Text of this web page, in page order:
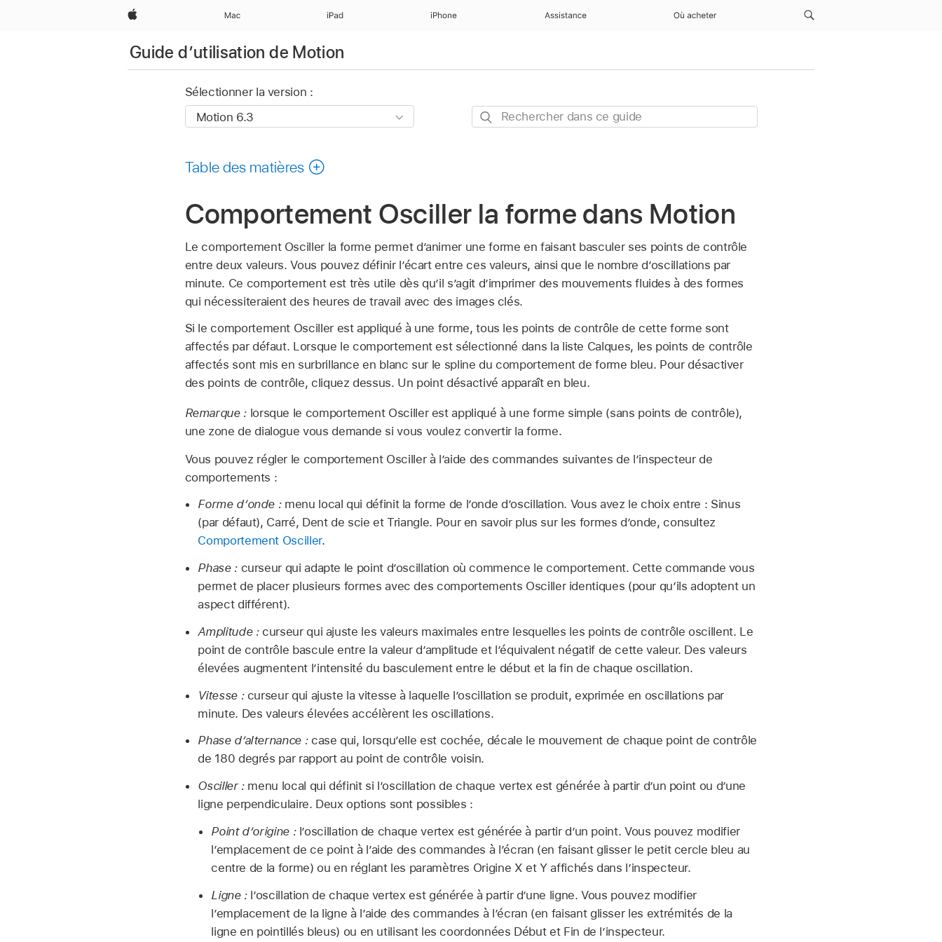
Apple Mac iPad iPhone Assistance Où acheter
Guide d’utilisation de Motion
Sélectionner la version :
Rechercher
Table des matières
Comportement Osciller la forme dans Motion
Le comportement Osciller la forme permet d’animer une forme en faisant basculer ses points de contrôle
entre deux valeurs. Vous pouvez définir l’écart entre ces valeurs, ainsi que le nombre d’oscillations par
minute. Ce comportement est très utile dès qu’il s’agit d’imprimer des mouvements fluides à des formes
qui nécessiteraient des heures de travail avec des images clés.
Si le comportement Osciller est appliqué à une forme, tous les points de contrôle de cette forme sont
affectés par défaut. Lorsque le comportement est sélectionné dans la liste Calques, les points de contrôle
affectés sont mis en surbrillance en blanc sur le spline du comportement de forme bleu. Pour désactiver
des points de contrôle, cliquez dessus. Un point désactivé apparaît en bleu.
Remarque : lorsque le comportement Osciller est appliqué à une forme simple (sans points de contrôle),
une zone de dialogue vous demande si vous voulez convertir la forme.
Vous pouvez régler le comportement Osciller à l’aide des commandes suivantes de l’inspecteur de
comportements :
Forme d’onde :menu local qui définit la forme de l’onde d’oscillation. Vous avez le choix entre : Sinus
(par défaut), Carré, Dent de scie et Triangle. Pour en savoir plus sur les formes d’onde, consultez
Comportement Osciller.
Phase :curseur qui adapte le point d’oscillation où commence le comportement. Cette commande vous
permet de placer plusieurs formes avec des comportements Osciller identiques (pour qu’ils adoptent un
aspect différent).
Amplitude :curseur qui ajuste les valeurs maximales entre lesquelles les points de contrôle oscillent. Le
point de contrôle bascule entre la valeur d’amplitude et l’équivalent négatif de cette valeur. Des valeurs
élevées augmentent l’intensité du basculement entre le début et la fin de chaque oscillation.
Vitesse :curseur qui ajuste la vitesse à laquelle l’oscillation se produit, exprimée en oscillations par
minute. Des valeurs élevées accélèrent les oscillations.
Phase d’alternance :case qui, lorsqu’elle est cochée, décale le mouvement de chaque point de contrôle
de 180 degrés par rapport au point de contrôle voisin.
Osciller :menu local qui définit si l’oscillation de chaque vertex est générée à partir d’un point ou d’une
ligne perpendiculaire. Deux options sont possibles :
Point d’origine :l’oscillation de chaque vertex est générée à partir d’un point. Vous pouvez modifier
l’emplacement de ce point à l’aide des commandes à l’écran (en faisant glisser le petit cercle bleu au
centre de la forme) ou en réglant les paramètres Origine X et Y affichés dans l’inspecteur.
Ligne :l’oscillation de chaque vertex est générée à partir d’une ligne. Vous pouvez modifier
l’emplacement de la ligne à l’aide des commandes à l’écran (en faisant glisser les extrémités de la
ligne en pointillés bleus) ou en utilisant les coordonnées Début et Fin de l’inspecteur.